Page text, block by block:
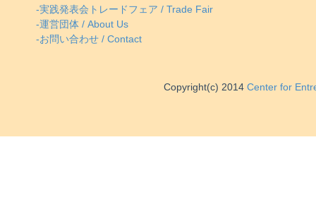
-実践発表会トレードフェア / Trade Fair
-運営団体 / About Us
-お問い合わせ / Contact
Copyright(c) 2014 Center for